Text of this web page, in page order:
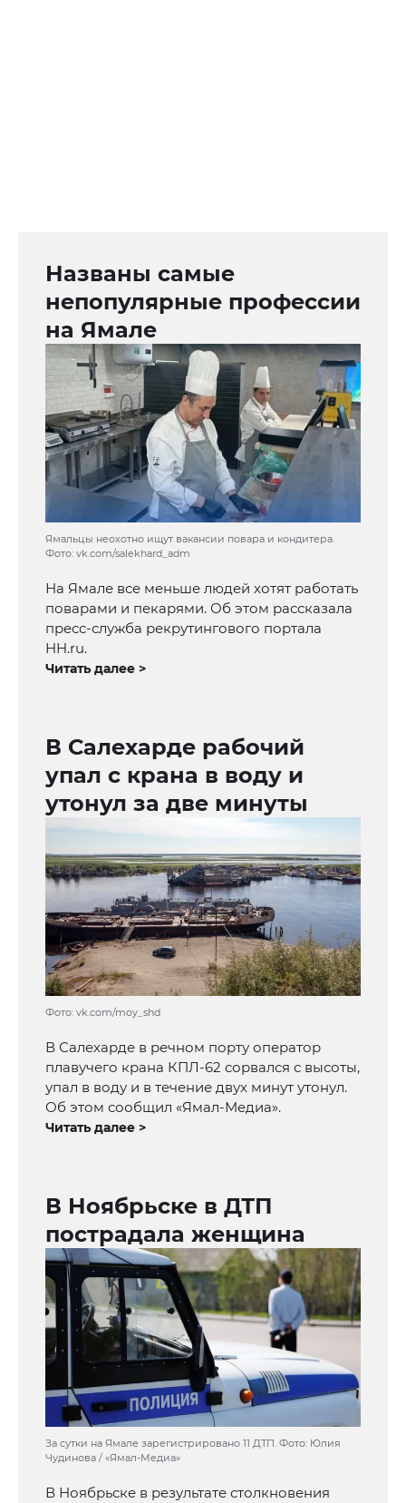
Названы самые
непопулярные профессии
на Ямале
Ямальцы неохотно ищут вакансии повара и кондитера.
Фото: vk.com/salekhard_adm
На Ямале все меньше людей хотят работать
поварами и пекарями. Об этом рассказала
пресс-служба рекрутингового портала
HH.ru.
Читать далее >
В Салехарде рабочий
упал с крана в воду и
утонул за две минуты
Фото: vk.com/moy_shd
В Салехарде в речном порту оператор
плавучего крана КПЛ-62 сорвался с высоты,
упал в воду и в течение двух минут утонул.
Об этом сообщил «Ямал-Медиа».
Читать далее >
В Ноябрьске в ДТП
пострадала женщина
За сутки на Ямале зарегистрировано 11 ДТП. Фото: Юлия
Чудинова / «Ямал-Медиа»
В Ноябрьске в результате столкновения